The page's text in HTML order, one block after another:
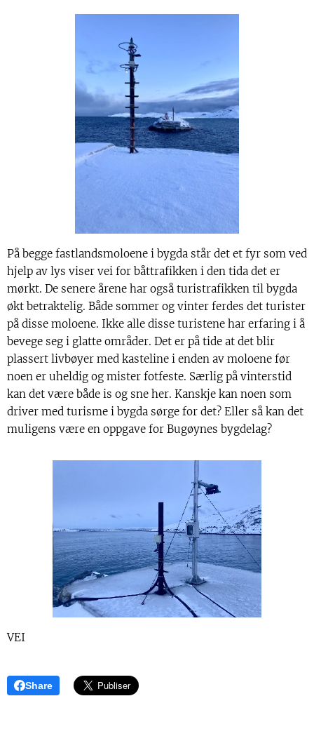
På begge fastlandsmoloene i bygda står det et fyr som ved
hjelp av lys viser vei for båttrafikken i den tida det er
mørkt. De senere årene har også turistrafikken til bygda
økt betraktelig. Både sommer og vinter ferdes det turister
på disse moloene. Ikke alle disse turistene har erfaring i å
bevege seg i glatte områder. Det er på tide at det blir
plassert livbøyer med kasteline i enden av moloene før
noen er uheldig og mister fotfeste. Særlig på vinterstid
kan det være både is og sne her. Kanskje kan noen som
driver med turisme i bygda sørge for det? Eller så kan det
muligens være en oppgave for Bugøynes bygdelag?
VEI
Share